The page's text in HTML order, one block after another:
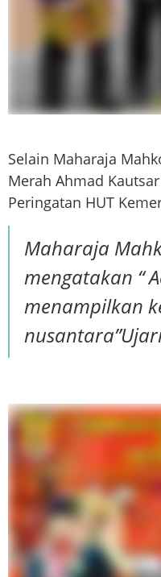
Selain Maharaja
Merah Ahmad
Peringatan HUT
Maharaja
mengatakan “
menampilkan
nusantara”